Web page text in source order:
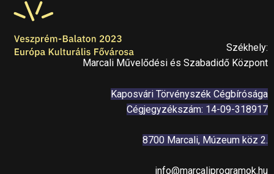
Székhely:
Marcali Művelődési és Szabadidő Központ
Kaposvári Törvényszék Cégbírósága
Cégjegyzékszám: 14-09-318917
8700 Marcali, Múzeum köz 2.
info@marcaliprogramok.hu